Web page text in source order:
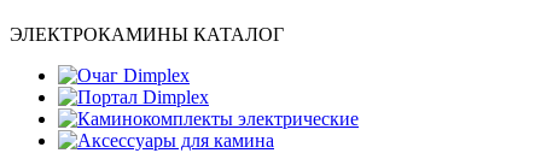
ЭЛЕКТРОКАМИНЫ КАТАЛОГ
Очаг Dimplex
Портал Dimplex
Каминокомплекты электрические
Аксессуары для камина